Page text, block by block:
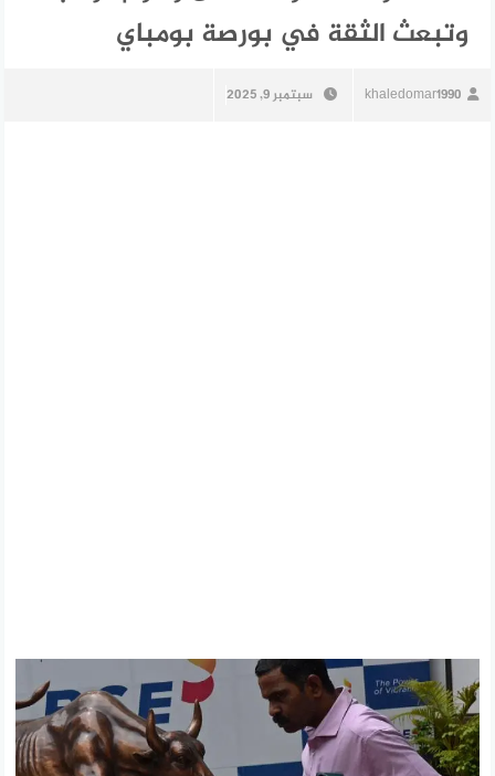
وتبعث الثقة في بورصة بومباي
khaledomar1990 سبتمبر 9, 2025